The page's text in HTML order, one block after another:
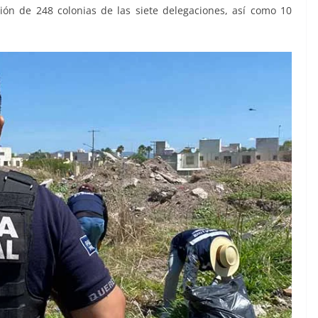
de 248 colonias de las siete delegaciones, así como 10